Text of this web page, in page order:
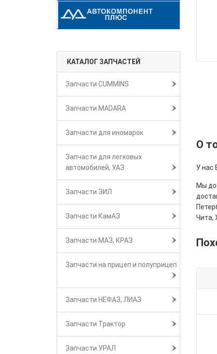
КАТАЛОГ ЗАПЧАСТЕЙ
Запчасти CUMMINS
Запчасти MADARA
Запчасти для иномарок
Запчасти для легковых
автомобилей, УАЗ
Запчасти ЗИЛ
Запчасти КамАЗ
Запчасти МАЗ, КРАЗ
Запчасти на прицеп и полуприцеп
Запчасти НЕФАЗ, ЛИАЗ
Запчасти Трактор
Запчасти УРАЛ
О
У нас
Мы
Чита,